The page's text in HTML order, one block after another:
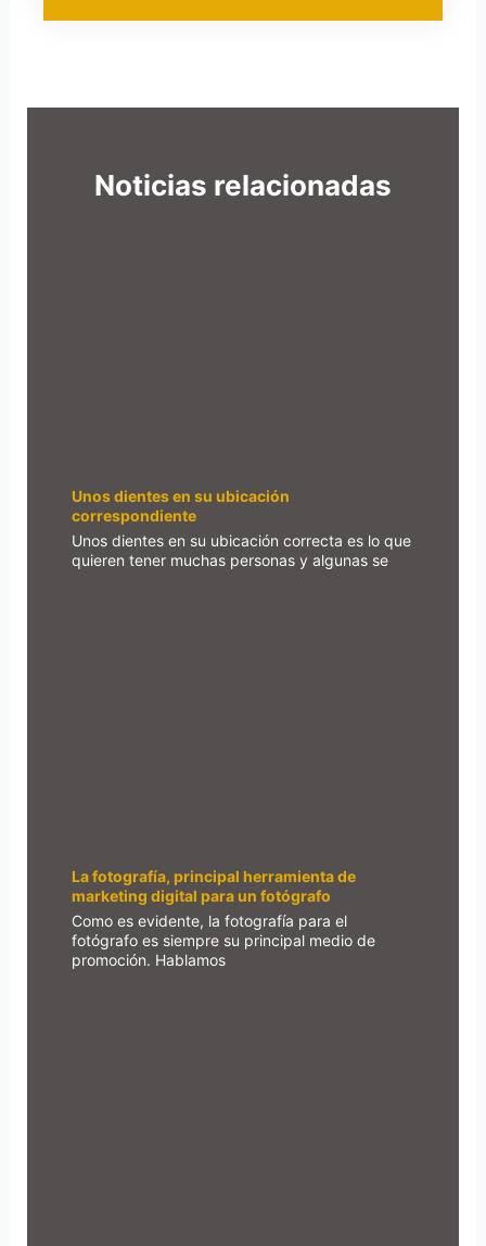
Noticias relacionadas
Unos dientes en su ubicación
correspondiente
Unos dientes en su ubicación correcta es lo que
quieren tener muchas personas y algunas se
La fotografía, principal herramienta de
marketing digital para un fotógrafo
Como es evidente, la fotografía para el
fotógrafo es siempre su principal medio de
promoción. Hablamos